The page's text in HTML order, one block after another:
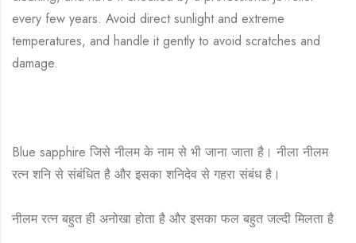
every few years. Avoid direct sunlight and extreme
temperatures, and handle it gently to avoid scratches and
damage.
Blue sapphire जिसे नीलम के नाम से भी जाना जाता है। नीला नीलम
रत्न शनि से संबंधित है और इसका शनिदेव से गहरा संबंध है।
नीलम रत्न बहुत ही अनोखा होता है और इसका फल बहुत जल्दी मिलता है